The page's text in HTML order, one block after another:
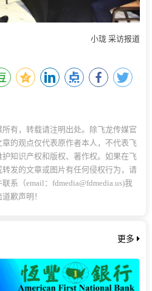
小珑 采访报道
有，转载请注明出处。除飞龙传媒官
的观点仅代表原作者本人，不代表飞
知识产权和版权、著作权。如果在飞
发的文章或图片有任何侵权行为，请
系（email：fdmedia@fdmedia.us)我
歉声明！
更多